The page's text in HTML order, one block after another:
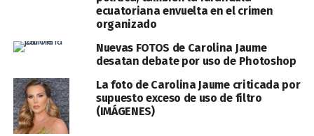
ecuatoriana envuelta en el crimen
organizado
Nuevas FOTOS de Carolina Jaume
desatan debate por uso de Photoshop
La foto de Carolina Jaume criticada por
supuesto exceso de uso de filtro
(IMÁGENES)